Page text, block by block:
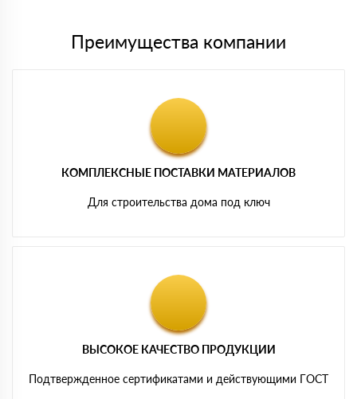
Преимущества компании
КОМПЛЕКСНЫЕ ПОСТАВКИ МАТЕРИАЛОВ
Для строительства дома под ключ
ВЫСОКОЕ КАЧЕСТВО ПРОДУКЦИИ
Подтвержденное сертификатами и действующими ГОСТ